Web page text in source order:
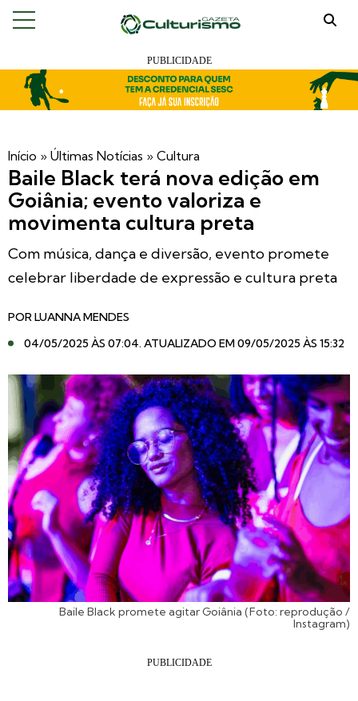
Início » Últimas Notícias » Cultura
Baile Black terá nova edição em
Goiânia; evento valoriza e
movimenta cultura preta
Com música, dança e diversão, evento promete
celebrar liberdade de expressão e cultura preta
PORLUANNA MENDES
04/05/2025 ÀS 07:04. ATUALIZADO EM 09/05/2025 ÀS 15:32
Baile Black promete agitar Goiânia (Foto: reprodução /
Instagram)